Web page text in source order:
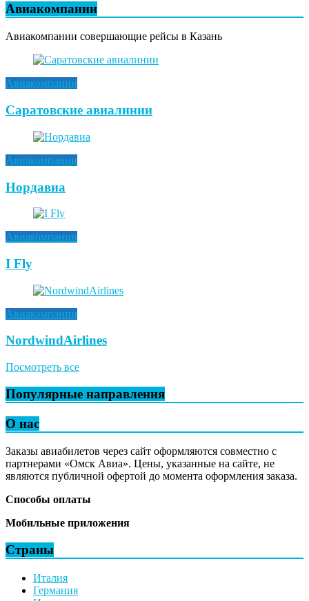
Авиакомпании
Авиакомпании совершающие рейсы в Казань
Авиакомпании
Саратовские авиалинии
Авиакомпании
Нордавиа
Авиакомпании
I Fly
Авиакомпании
NordwindAirlines
Посмотреть все
Популярные направления
О нас
Заказы авиабилетов через сайт оформляются совместно с
партнерами «Омск Авиа». Цены, указанные на сайте, не
являются публичной офертой до момента оформления заказа.
Способы оплаты
Мобильные приложения
Страны
Италия
Германия